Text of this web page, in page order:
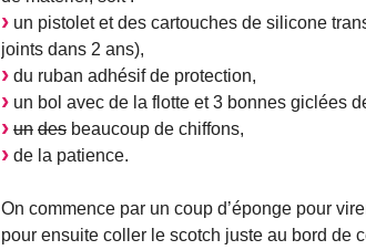
un pistolet et des cartouches de silicone
joints dans 2 ans),
du ruban adhésif de protection,
un bol avec de la flotte et 3 bonnes giclées
un des beaucoup de chiffons,
de la patience.
On commence par un coup d’éponge pour
pour ensuite coller le scotch juste au bord de